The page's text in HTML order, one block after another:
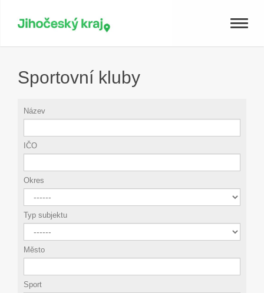
Toggle
Sportovní kluby
Název
IČO
Okres
Typ subjektu
Město
Sport